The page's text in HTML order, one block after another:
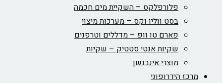
פלורפלקס – השקיית מים חכמה
בסט ווליו וקס – מערכות מיצוי
פארם טו וופ – מדללים וטרפנים
שקיות אנטי סטטיק – שקיות
מוצרי אינבנשן
הידרופוני